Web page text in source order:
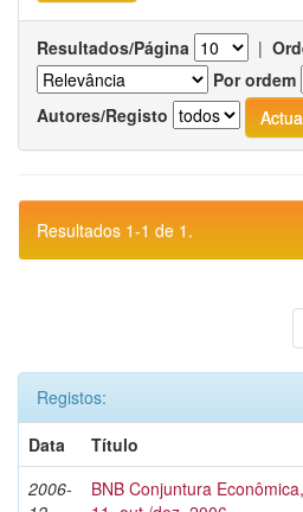
Resultados/Página |
Por ordem
Autores/Registo
Resultados 1-1 de 1.
Registos:
Data
Título
2006-
BNB Conjuntura